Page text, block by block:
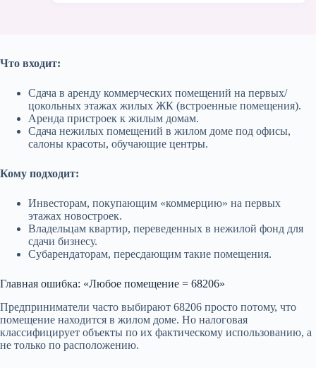
6
7
Сравнение ОКЭД (Какой код нужен
именно вам)
8 Частые ошибки и вопросы (FAQ)
9 Реальные кейсы из практики
10
Вы уверены, что используете
11
Один аудит спасет вас от штрафов и
НДС
Что входит:
Сдача в аренду коммерческих помещений на первых/
цокольных этажах жилых ЖК (встроенные помещения).
Аренда пристроек к жилым домам.
Сдача нежилых помещений в жилом доме под офисы,
салоны красоты, обучающие центры.
Кому подходит:
Инвесторам, покупающим «коммерцию» на первых
этажах новостроек.
Владельцам квартир, переведенных в нежилой фонд для
сдачи бизнесу.
Субарендаторам, пересдающим такие помещения.
Главная ошибка: «Любое помещение = 68206»
Предприниматели часто выбирают 68206 просто потому, что
помещение находится в жилом доме. Но налоговая
классифицирует объекты по их фактическому использованию, а
не только по расположению.